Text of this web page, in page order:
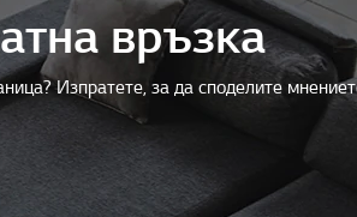
връзка
Изпратете, за да споделите